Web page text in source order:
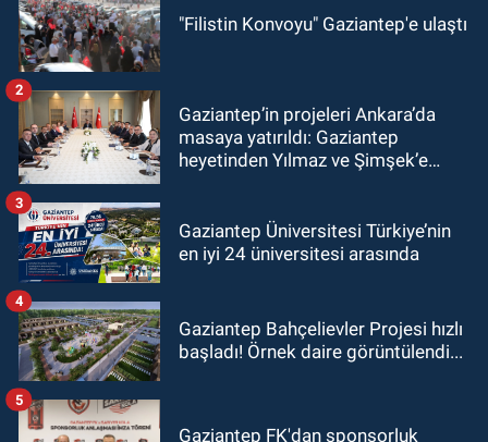
"Filistin Konvoyu" Gaziantep'e ulaştı
Gaziantep’in projeleri Ankara’da
masaya yatırıldı: Gaziantep
heyetinden Yılmaz ve Şimşek’e
2
Gaziantep Üniversitesi Türkiye’nin
en iyi 24 üniversitesi arasında
3
Gaziantep Bahçelievler Projesi hızlı
başladı! Örnek daire görüntülendi...
4
Gaziantep FK'dan sponsorluk
5